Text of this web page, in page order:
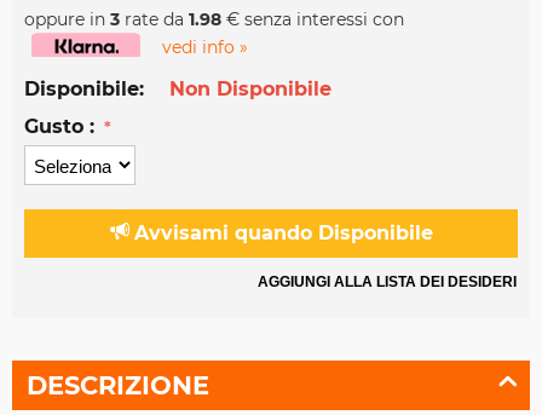
oppure in 3 rate da 1.98 € senza interessi con
vedi info »
Disponibile:
Non Disponibile
Gusto :
Avvisami quando Disponibile
AGGIUNGI ALLA LISTA DEI DESIDERI
DESCRIZIONE